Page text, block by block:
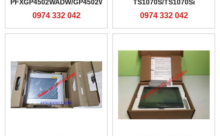
PFXGP4502WADW/GP4502WW
0974 332 042
TS1070S/TS1070Si
0974 332 042